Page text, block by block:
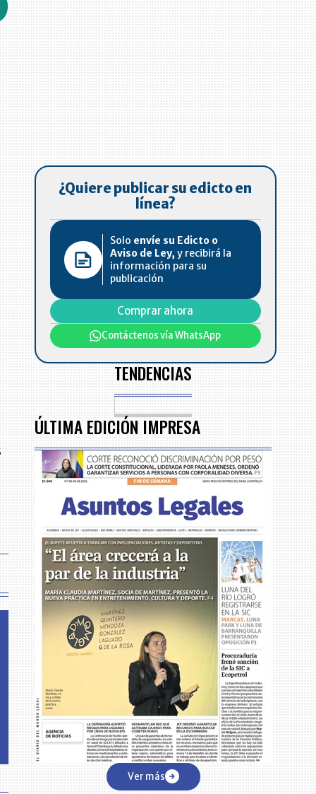
¿Quiere publicar su edicto en
línea?
Solo envíe su Edicto o
Aviso de Ley, y recibirá la
información para su
publicación
Comprar ahora
Contáctenos vía WhatsApp
TENDENCIAS
ÚLTIMA EDICIÓN IMPRESA
Ver más